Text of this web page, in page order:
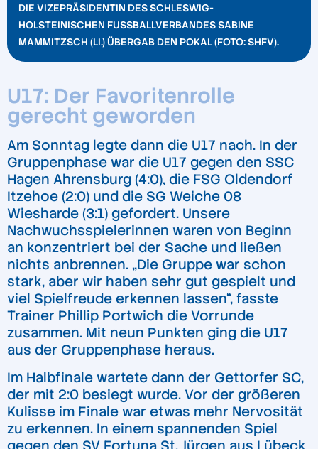
DIE VIZEPRÄSIDENTIN DES SCHLESWIG-
HOLSTEINISCHEN FUSSBALLVERBANDES SABINE M
AMMITZSCH (LI.) ÜBERGAB DEN POKAL (FOTO: SHFV).
U17: Der Favoritenrolle
gerecht geworden
Am Sonntag legte dann die U17 nach. In der
Gruppenphase war die U17 gegen den SSC
Hagen Ahrensburg (4:0), die FSG Oldendorf
Itzehoe (2:0) und die SG Weiche 08
Wiesharde (3:1) gefordert. Unsere
Nachwuchsspielerinnen waren von Beginn
an konzentriert bei der Sache und ließen
nichts anbrennen. „Die Gruppe war schon
stark, aber wir haben sehr gut gespielt und
viel Spielfreude erkennen lassen“, fasste
Trainer Phillip Portwich die Vorrunde
zusammen. Mit neun Punkten ging die U17
aus der Gruppenphase heraus.
Im Halbfinale wartete dann der Gettorfer SC,
der mit 2:0 besiegt wurde. Vor der größeren
Kulisse im Finale war etwas mehr Nervosität
zu erkennen. In einem spannenden Spiel